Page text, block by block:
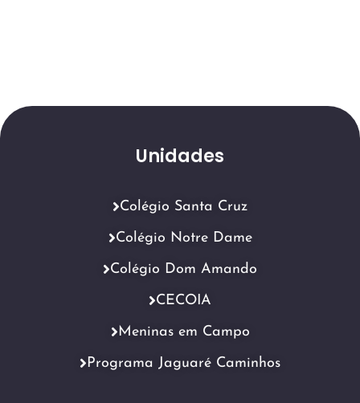
Unidades
Colégio Santa Cruz
Colégio Notre Dame
Colégio Dom Amando
CECOIA
Meninas em Campo
Programa Jaguaré Caminhos